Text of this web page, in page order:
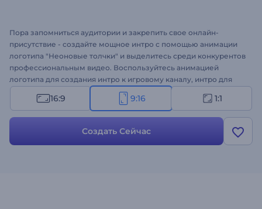
Пора запомниться аудитории и закрепить свое онлайн-
присутствие - создайте мощное интро с помощью анимации
логотипа "Неоновые толчки" и выделитесь среди конкурентов
профессиональным видео. Воспользуйтесь анимацией
логотипа для создания интро к игровому каналу, интро для
YouTube, рекламы для ТВ и многого другого. Загрузите свой
логотип, и качественное видео с анимацией будет готово уже
16:9 9:16 1:1
Создать Сейчас